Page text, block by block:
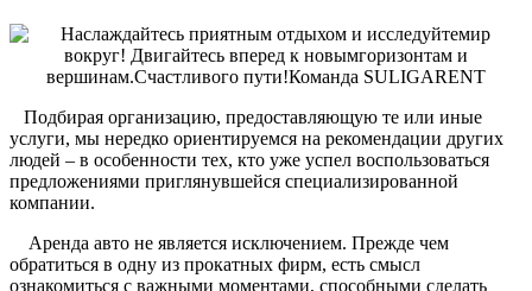
Подбирая организацию, предоставляющую те или иные
услуги, мы нередко ориентируемся на рекомендации других
людей – в особенности тех, кто уже успел воспользоваться
предложениями приглянувшейся специализированной
компании.
Аренда авто не является исключением. Прежде чем
обратиться в одну из прокатных фирм, есть смысл
ознакомиться с важными моментами, способными сделать